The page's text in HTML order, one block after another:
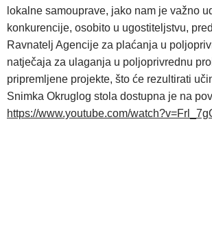
lokalne samouprave, jako nam je važno
konkurencije, osobito u ugostiteljstvu,
Ravnatelj Agencije za plaćanja u
natječaja za ulaganja u poljoprivrednu
pripremljene projekte, što će rezultirati
Snimka Okruglog stola dostupna je na
https://www.youtube.com/